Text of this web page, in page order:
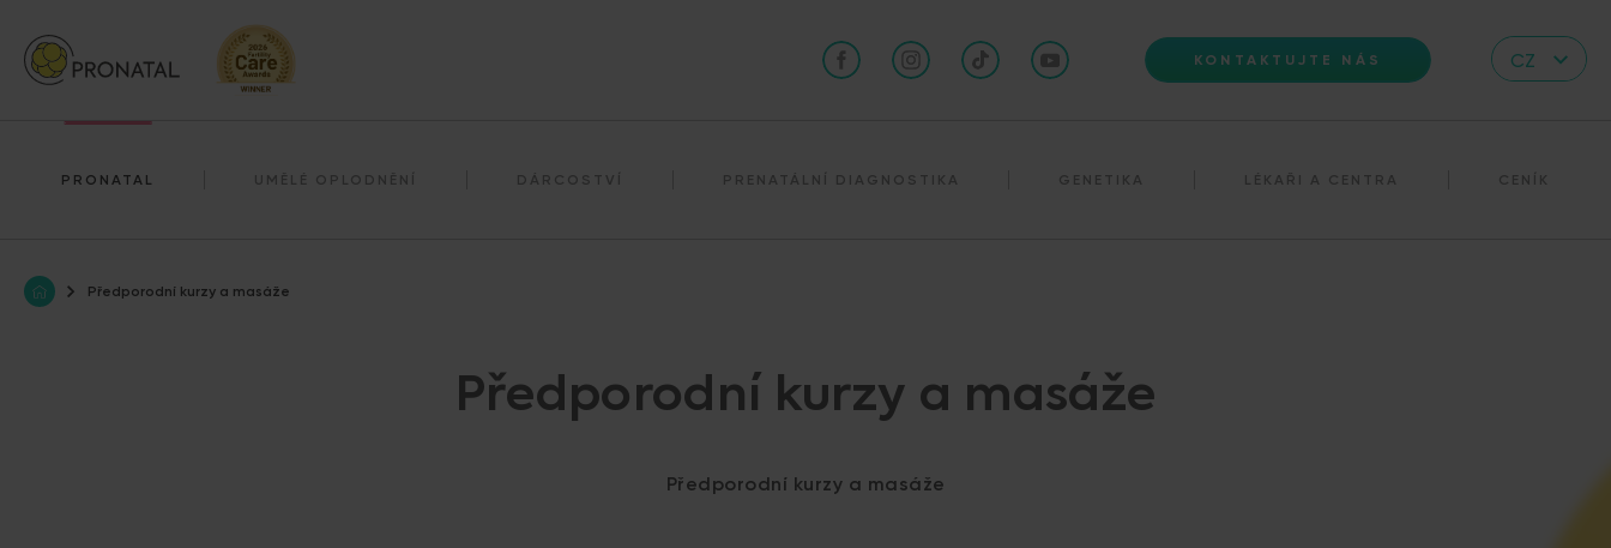
KONTAKTUJTE NÁS
CZ
IT
PRONATAL UMĚLÉ OPLODNĚNÍ DÁRCOSTVÍ PRENATÁLNÍ DIAGNOSTIKA GENETIKA LÉKAŘI A CENTRA CENÍK
Předporodní kurzy a masáže
Předporodní kurzy a masáže
Předporodní kurzy a masáže